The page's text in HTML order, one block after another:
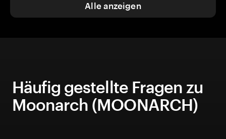
Alle anzeigen
Häufig gestellte Fragen zu
Moonarch (MOONARCH)